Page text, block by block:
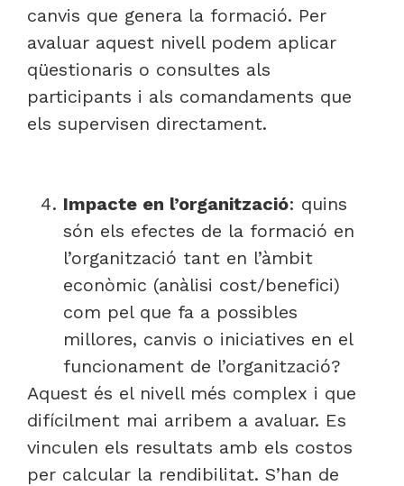
canvis que genera la formació. Per
avaluar aquest nivell podem aplicar
qüestionaris o consultes als
participants i als comandaments que
els supervisen directament.
Impacte en l’organització: quins
són els efectes de la formació en
l’organització tant en l’àmbit
econòmic (anàlisi cost/benefici)
com pel que fa a possibles
millores, canvis o iniciatives en el
funcionament de l’organització?
Aquest és el nivell més complex i que
difícilment mai arribem a avaluar. Es
vinculen els resultats amb els costos
per calcular la rendibilitat. S’han de